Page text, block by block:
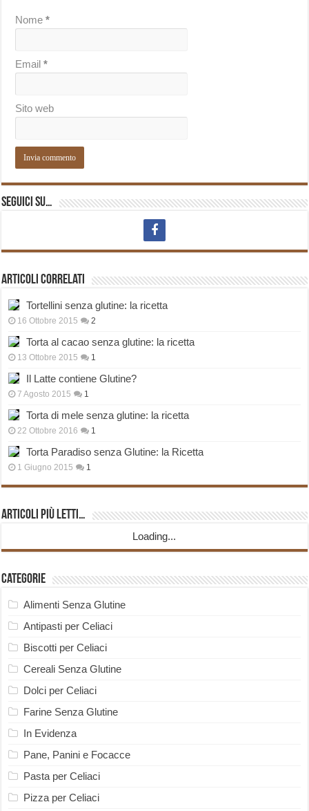
Nome*
Email*
Sito web
Seguici su…
Articoli correlati
Tortellini senza glutine: la ricetta
16 Ottobre 2015 2
Torta al cacao senza glutine: la ricetta
13 Ottobre 2015 1
Il Latte contiene Glutine?
7 Agosto 2015 1
Torta di mele senza glutine: la ricetta
22 Ottobre 2016 1
Torta Paradiso senza Glutine: la Ricetta
1 Giugno 2015 1
Articoli più Letti…
Loading...
Categorie
Alimenti Senza Glutine
Antipasti per Celiaci
Biscotti per Celiaci
Cereali Senza Glutine
Dolci per Celiaci
Farine Senza Glutine
In Evidenza
Pane, Panini e Focacce
Pasta per Celiaci
Pizza per Celiaci